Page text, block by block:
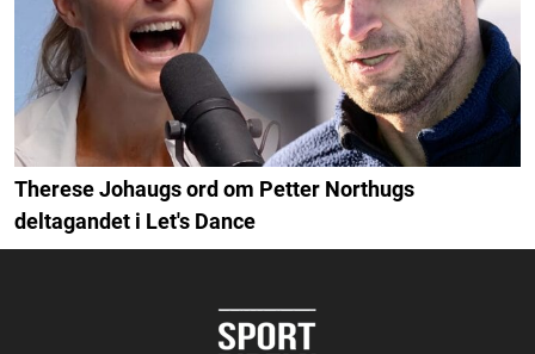
Therese Johaugs ord om Petter Northugs
deltagandet i Let's Dance